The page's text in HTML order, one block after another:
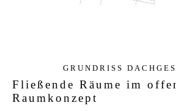
GRUN­D­RISS
Fließende Räume im
Raumkonzept